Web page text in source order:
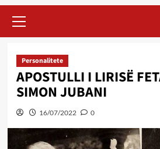
Menu
Personalitete
APOSTULLI I LIRISË
SIMON JUBANI
16/07/2022 0